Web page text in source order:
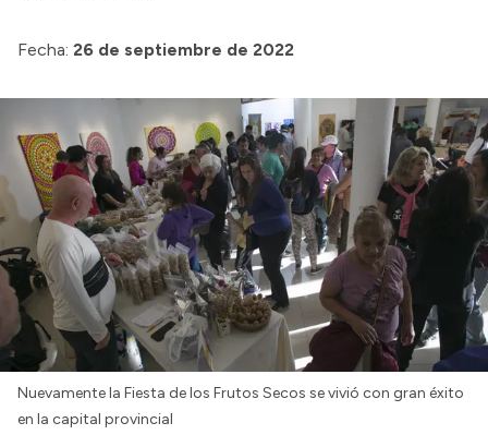
Fecha: 26 de septiembre de 2022
Nuevamente la Fiesta de los Frutos Secos se vivió con gran éxito
en la capital provincial